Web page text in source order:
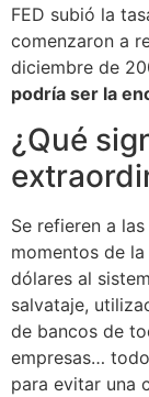
FED subió la
comenzaron a
diciembre de
podría ser la
¿Qué
Se refieren a
momentos de
dólares al
salvataje,
de bancos de
empresas…
para evitar una